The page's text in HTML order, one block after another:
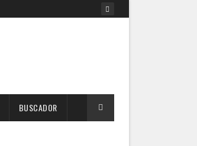
BUSCADOR